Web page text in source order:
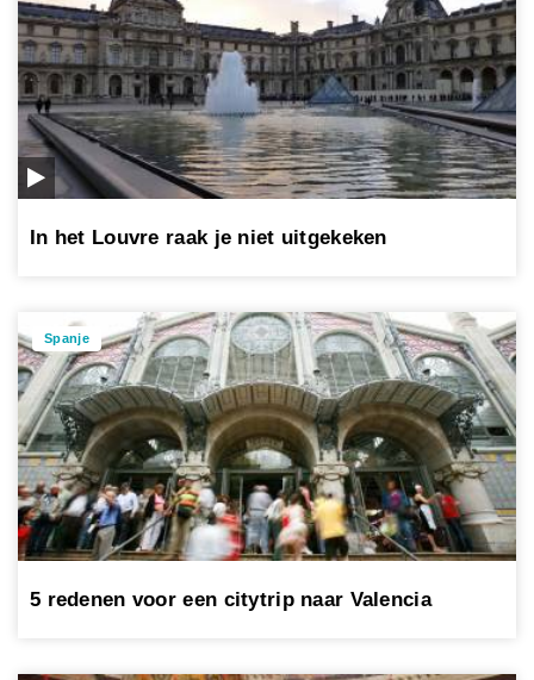
In het Louvre raak je niet uitgekeken
Spanje
5 redenen voor een citytrip naar Valencia